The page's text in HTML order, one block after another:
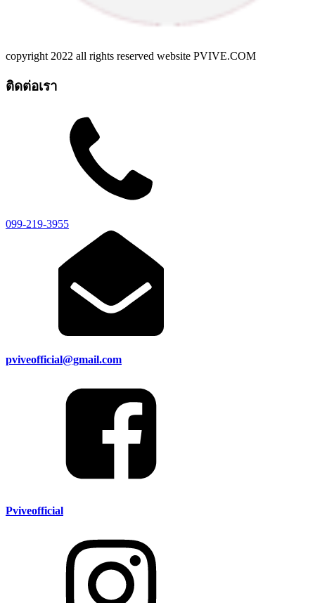
copyright 2022 all rights reserved website PVIVE.COM
ติดต่อเรา
099-219-3955
pviveofficial@gmail.com
Pviveofficial